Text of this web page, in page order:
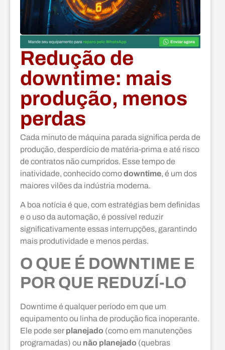
Redução de
downtime: mais
produção, menos
perdas
Cada minuto de máquina parada significa perda de
produção, desperdício de matéria-prima e até risco
de contratos não cumpridos. Esse tempo de
inatividade, conhecido comodowntime, é um dos
maiores vilões da indústria moderna.
A boa notícia é que, com estratégias bem definidas
e o uso da automação, é possível reduzir
significativamente essas interrupções, garantindo
mais produtividade e menos perdas.
O QUE É DOWNTIME E
POR QUE REDUZÍ-LO
Downtime é qualquer período em que um
equipamento ou linha de produção fica inoperante.
Ele pode ser planejado (como em manutenções
programadas) ou não planejado (quebras